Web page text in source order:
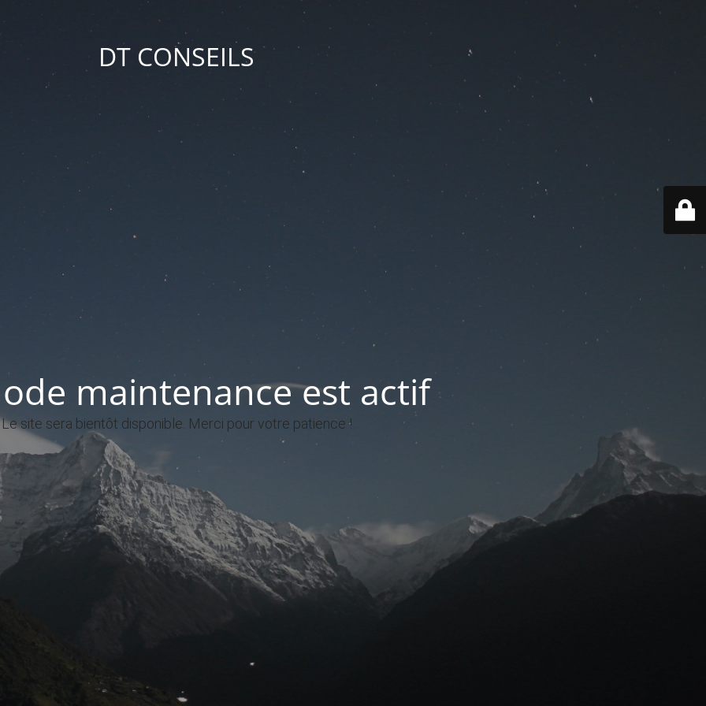
DT CONSEILS
maintenance est actif
Le site sera bientôt disponible. Merci pour votre patience !